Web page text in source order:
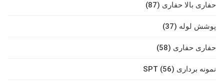
حفاری بالا حفاری (87)
پوشش لوله (37)
حفاری حفاری (58)
نمونه برداری SPT (56)